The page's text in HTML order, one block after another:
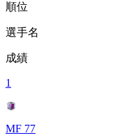
順位
選手名
成績
1
MF 77